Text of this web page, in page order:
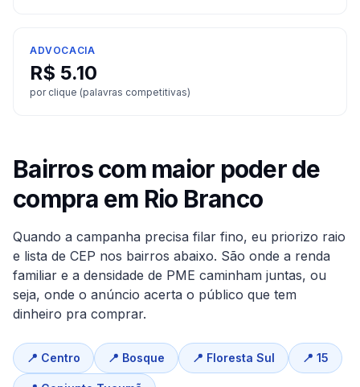
ADVOCACIA
R$ 5.10
por clique (palavras competitivas)
Bairros com maior poder de
compra em Rio Branco
Quando a campanha precisa filar fino, eu priorizo raio
e lista de CEP nos bairros abaixo. São onde a renda
familiar e a densidade de PME caminham juntas, ou
seja, onde o anúncio acerta o público que tem
dinheiro pra comprar.
📍 Centro 📍 Bosque 📍 Floresta Sul 📍 15